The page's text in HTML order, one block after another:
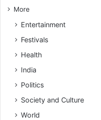
More
Entertainment
Festivals
Health
India
Politics
Society and Culture
World